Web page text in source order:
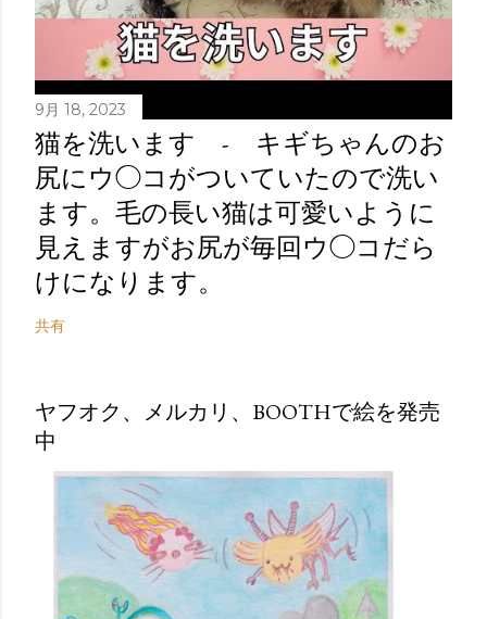
9月 18, 2023
猫を洗います - キギちゃんのお
尻にウ◯コがついていたので洗い
ます。毛の長い猫は可愛いように
見えますがお尻が毎回ウ◯コだら
けになります。
共有
ヤフオク、メルカリ、BOOTHで絵を発売
中